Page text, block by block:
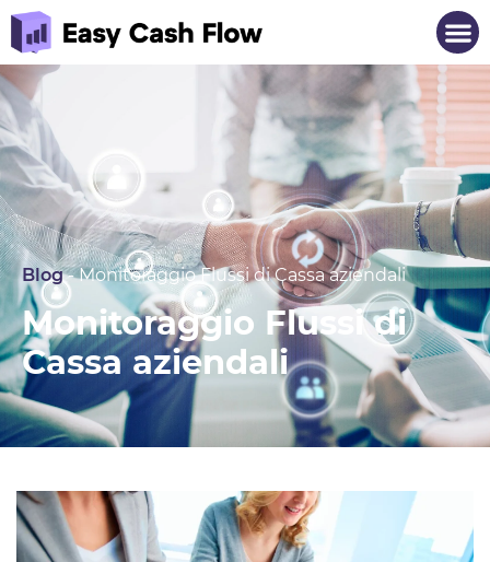
Blog-Monitoraggio Flussi di Cassa aziendali
Monitoraggio Flussi di
Cassa aziendali